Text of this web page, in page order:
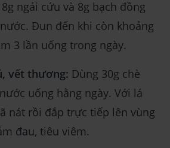
ngải cứu và 8g bạch đồng
Đun đến khi còn khoảng
3 lần uống trong ngày.
vết thương: Dùng 30g chè
uống hằng ngày. Với lá
nát rồi đắp trực tiếp lên vùng
đau, tiêu viêm.